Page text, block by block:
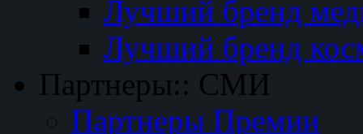
Лучший бренд
Лучший бренд
Партнеры:: СМИ
Партнеры Премии